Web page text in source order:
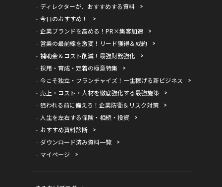
ディレクターが、おすすめする資料
今日のおすすめ！
企業ブランドを高める！PR×集客加速
営業の最前線を激変！リード獲得＆成約
補助金＆コスト削減！最強財務強化
採用・育成・定着の極意特集
今こそ独立・フランチャイズ！一生稼げる新ビジネス
売上・コスト・人材を徹底強化する最強施策
狙われる前に備えろ！企業防衛＆リスク対策
人生を左右する保険・相続・投資
おすすめ資料診断
ダウンロード済み資料一覧
マイページ